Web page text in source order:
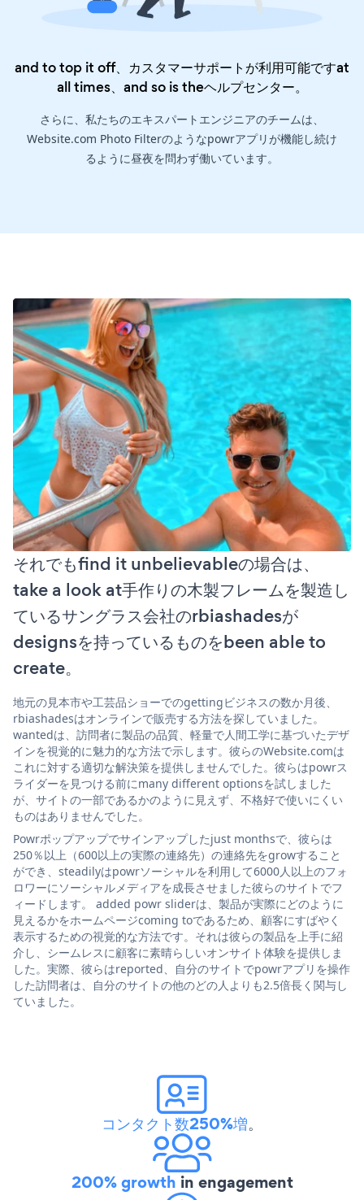
and to top it off、カスタマーサポートが利用可能ですat
all times、and so is theヘルプセンター。
さらに、私たちのエキスパートエンジニアのチームは、
Website.com Photo Filterのようなpowrアプリが機能し続け
るように昼夜を問わず働いています。
それでもfind it unbelievableの場合は、
take a look at手作りの木製フレームを製造し
ているサングラス会社のrbiashadesが
designsを持っているものをbeen able to
create。
地元の見本市や工芸品ショーでのgettingビジネスの数か月後、
rbiashadesはオンラインで販売する方法を探していました。
wantedは、訪問者に製品の品質、軽量で人間工学に基づいたデザ
インを視覚的に魅力的な方法で示します。彼らのWebsite.comは
これに対する適切な解決策を提供しませんでした。彼らはpowrス
ライダーを見つける前にmany different optionsを試しました
が、サイトの一部であるかのように見えず、不格好で使いにくい
ものはありませんでした。
Powrポップアップでサインアップしたjust monthsで、彼らは
250％以上（600以上の実際の連絡先）の連絡先をgrowすること
ができ、steadilyはpowrソーシャルを利用して6000人以上のフォ
ロワーにソーシャルメディアを成長させました彼らのサイトでフ
ィードします。 added powr sliderは、製品が実際にどのように
見えるかをホームページcoming toであるため、顧客にすばやく
表示するための視覚的な方法です。それは彼らの製品を上手に紹
介し、シームレスに顧客に素晴らしいオンサイト体験を提供しま
した。実際、彼らはreported、自分のサイトでpowrアプリを操作
した訪問者は、自分のサイトの他のどの人よりも2.5倍長く関与し
ていました。
コンタクト数250%増。
200% growth in engagement